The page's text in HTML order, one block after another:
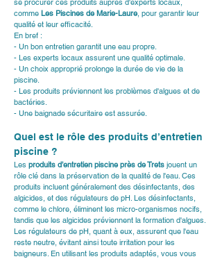
se procurer ces produits auprès d'experts locaux,
comme Les Piscines de Marie-Laure, pour garantir leur
qualité et leur efficacité.
En bref :
- Un bon entretien garantit une eau propre.
- Les experts locaux assurent une qualité optimale.
- Un choix approprié prolonge la durée de vie de la
piscine.
- Les produits préviennent les problèmes d'algues et de
bactéries.
- Une baignade sécuritaire est assurée.
Quel est le rôle des produits d’entretien
piscine ?
Les produits d’entretien piscine près de Trets jouent un
rôle clé dans la préservation de la qualité de l'eau. Ces
produits incluent généralement des désinfectants, des
algicides, et des régulateurs de pH. Les désinfectants,
comme le chlore, éliminent les micro-organismes nocifs,
tandis que les algicides préviennent la formation d'algues.
Les régulateurs de pH, quant à eux, assurent que l'eau
reste neutre, évitant ainsi toute irritation pour les
baigneurs. En utilisant les produits adaptés, vous vous